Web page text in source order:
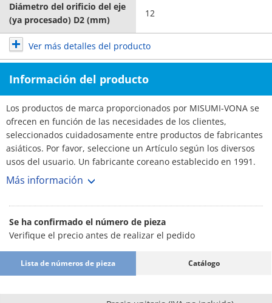
Diámetro del orificio del eje
(ya procesado) D2 (mm)
12
Ver más detalles del producto
Información del producto
Los productos de marca proporcionados por MISUMI-VONA se
ofrecen en función de las necesidades de los clientes,
seleccionados cuidadosamente entre productos de fabricantes
asiáticos. Por favor, seleccione un Artículo según los diversos
usos del usuario. Un fabricante coreano establecido en 1991.
La cuota de mercado de acoplamientos en Corea es del 70%,
Más información
Se ha confirmado el número de pieza
Verifique el precio antes de realizar el pedido
Lista de números de pieza Catálogo